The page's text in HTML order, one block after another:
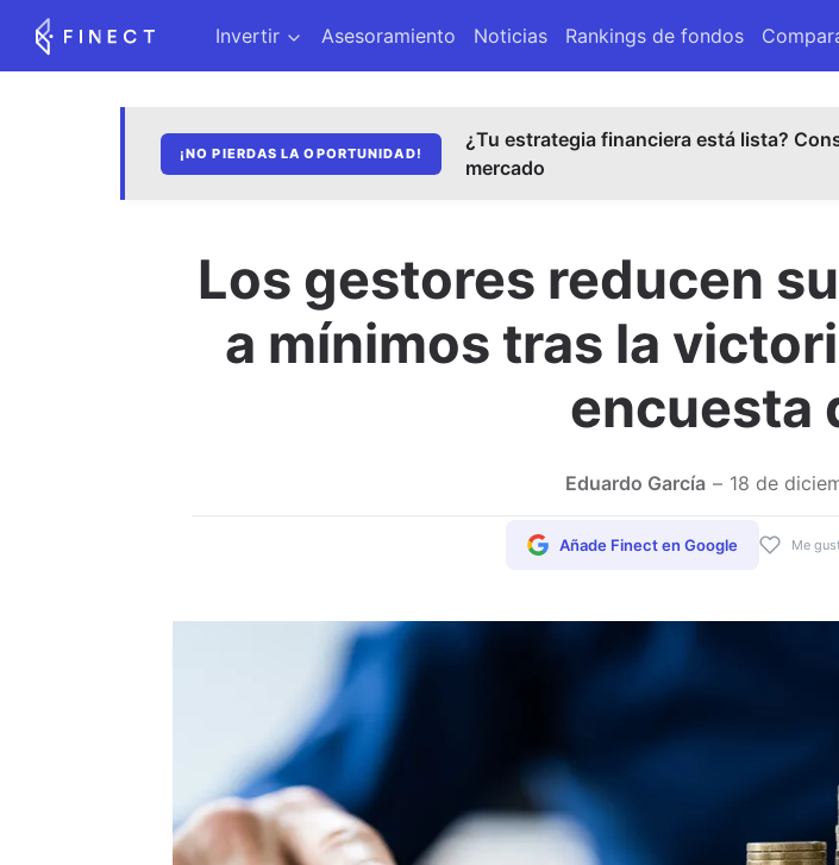
Invertir Asesoramiento Noticias Rankings de fondos
¡NO PIERDAS LA OPORTUNIDAD!
¿Tu estrategia financiera está lista?
mercado
Los gestores reducen
a mínimos tras la
encuesta
Eduardo García 18 de
Me
Añade Finect en Google